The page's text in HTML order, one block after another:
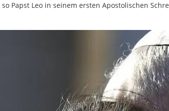
Papst Leo in seinem ersten Apostolischen